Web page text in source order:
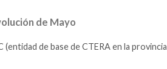
de Mayo
de base de CTERA en la provincia